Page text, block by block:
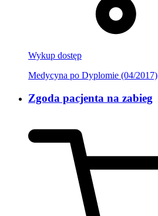
Wykup dostęp
Medycyna po Dyplomie (04/2017)
Zgoda pacjenta na zabieg